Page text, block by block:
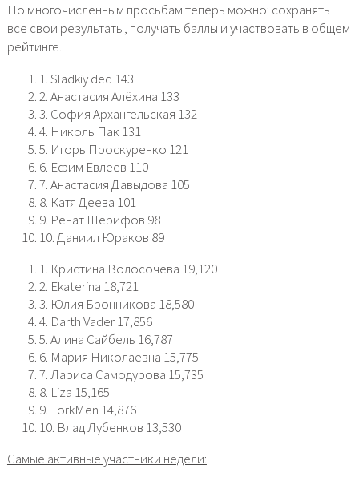
По многочисленным просьбам теперь можно: сохранять
все свои результаты, получать баллы и участвовать в общем
рейтинге.
1. Sladkiy ded 143
2. Анастасия Алёхина 133
3. София Архангельская 132
4. Николь Пак 131
5. Игорь Проскуренко 121
6. Ефим Евлеев 110
7. Анастасия Давыдова 105
8. Катя Деева 101
9. Ренат Шерифов 98
10. Даниил Юраков 89
1. Кристина Волосочева 19,120
2. Ekaterina 18,721
3. Юлия Бронникова 18,580
4. Darth Vader 17,856
5. Алина Сайбель 16,787
6. Мария Николаевна 15,775
7. Лариса Самодурова 15,735
8. Liza 15,165
9. TorkMen 14,876
10. Влад Лубенков 13,530
Самые активные участники недели: